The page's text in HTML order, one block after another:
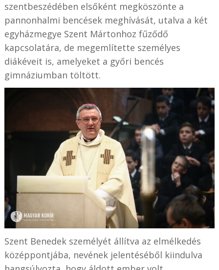
szentbeszédében elsőként megköszönte a
pannonhalmi bencések meghívását, utalva a két
egyházmegye Szent Mártonhoz fűződő
kapcsolatára, de megemlítette személyes
diákéveit is, amelyeket a győri bencés
gimnáziumban töltött.
Szent Benedek személyét állítva az elmélkedés
középpontjába, nevének jelentéséből kiindulva